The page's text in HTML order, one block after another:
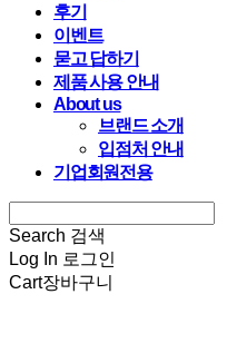
후기
이벤트
묻고 답하기
제품 사용 안내
About us
브랜드 소개
입점처 안내
기업회원전용
Search 검색
Log In 로그인
Cart장바구니